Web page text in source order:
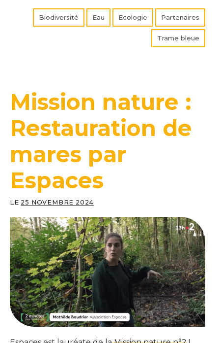
« Des
clés
en
ville » »
Biodiversité Eau Ecologie Partenaires
Trame bleue
Mission nature :
Restauration de
mares par
Espaces
LE 25 NOVEMBRE 2024